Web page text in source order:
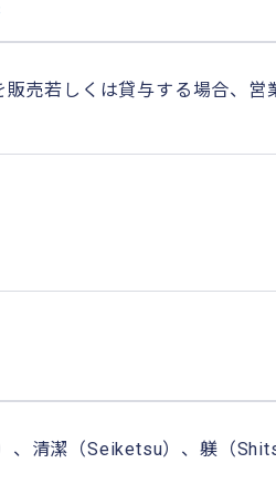
売若しくは貸与する場合、
清潔（Seiketsu）、躾（